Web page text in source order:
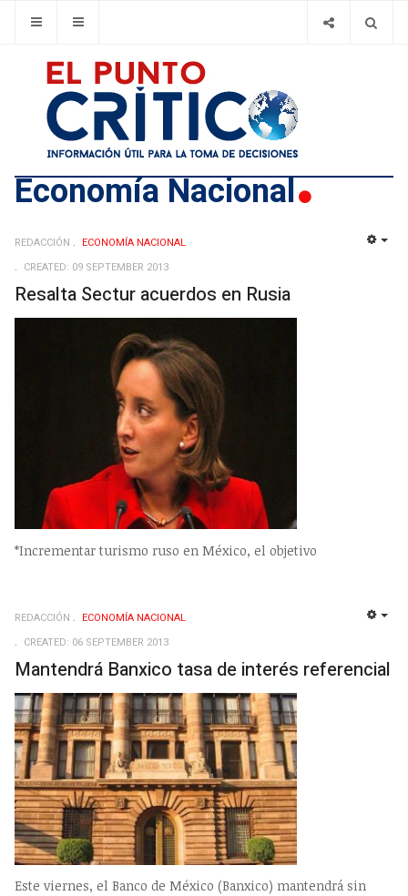
Economí­a Nacional
REDACCIÓN
ECONOMÍ­A NACIONAL
CREATED: 09 SEPTEMBER 2013
Resalta Sectur acuerdos en Rusia
*Incrementar turismo ruso en México, el objetivo
REDACCIÓN
ECONOMÍ­A NACIONAL
CREATED: 06 SEPTEMBER 2013
Mantendrá Banxico tasa de interés referencial
Este viernes, el Banco de México (Banxico) mantendrá sin